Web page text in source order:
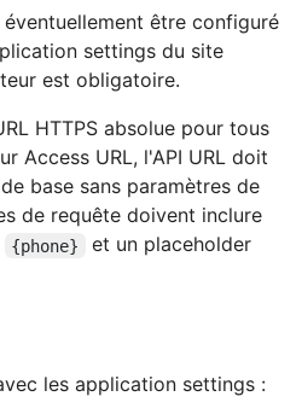
être configuré
settings du site
est obligatoire.
HTTPS absolue pour tous
Access URL, l'API URL doit
base sans paramètres de
de requête doivent inclure
{phone} et un placeholder
les application settings :